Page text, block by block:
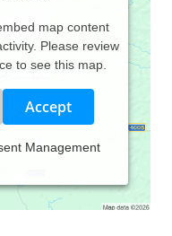
map content
Please review
to see this map.
Accept
Management